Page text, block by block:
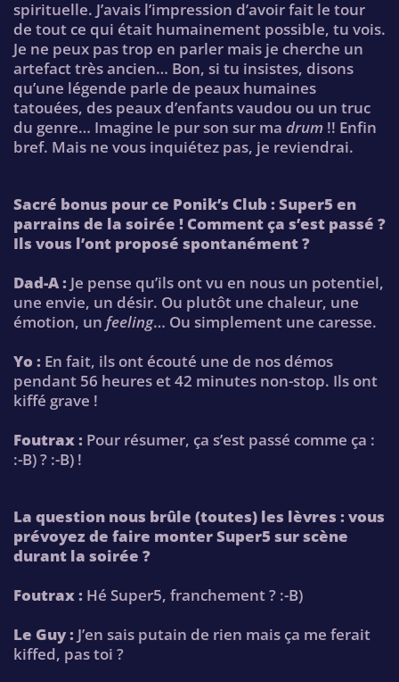
spirituelle. J’avais l’impression d’avoir fait le tour
de tout ce qui était humainement possible, tu vois.
Je ne peux pas trop en parler mais je cherche un
artefact très ancien… Bon, si tu insistes, disons
qu’une légende parle de peaux humaines
tatouées, des peaux d’enfants vaudou ou un truc
du genre… Imagine le pur son sur ma drum !! Enfin
bref. Mais ne vous inquiétez pas, je reviendrai.
Sacré bonus pour ce Ponik’s Club : Super5 en
parrains de la soirée ! Comment ça s’est passé ?
Ils vous l’ont proposé spontanément ?
Dad-A : Je pense qu’ils ont vu en nous un potentiel,
une envie, un désir. Ou plutôt une chaleur, une
émotion, un feeling… Ou simplement une caresse.
Yo : En fait, ils ont écouté une de nos démos
pendant 56 heures et 42 minutes non-stop. Ils ont
kiffé grave !
Foutrax : Pour résumer, ça s’est passé comme ça :
:-B) ? :-B) !
La question nous brûle (toutes) les lèvres : vous
prévoyez de faire monter Super5 sur scène
durant la soirée ?
Foutrax : Hé Super5, franchement ? :-B)
Le Guy : J’en sais putain de rien mais ça me ferait
kiffed, pas toi ?